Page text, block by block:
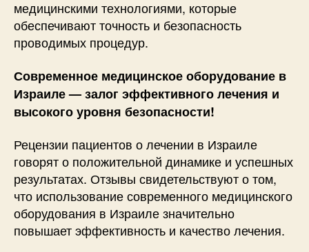
медицинскими технологиями, которые
обеспечивают точность и безопасность
проводимых процедур.
Современное медицинское оборудование в
Израиле — залог эффективного лечения и
высокого уровня безопасности!
Рецензии пациентов о лечении в Израиле
говорят о положительной динамике и успешных
результатах. Отзывы свидетельствуют о том,
что использование современного медицинского
оборудования в Израиле значительно
повышает эффективность и качество лечения.